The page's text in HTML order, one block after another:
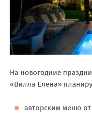
На новогодние
«Вилла Елена»
авторским меню от